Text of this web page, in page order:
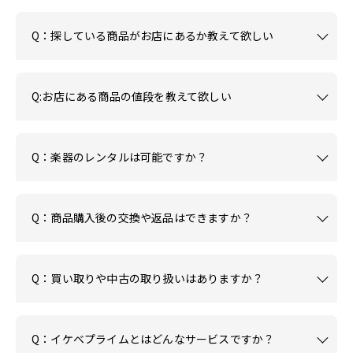
Q：探している商品がお店にあるか教えて欲しい
Q:お店にある商品の値段を教えて欲しい
Q：楽器のレンタルは可能ですか？
Q：商品購入後の交換や返品はできますか？
Q：買い取りや中古の取り扱いはありますか？
Q：イケベプライムとはどんなサービスですか？